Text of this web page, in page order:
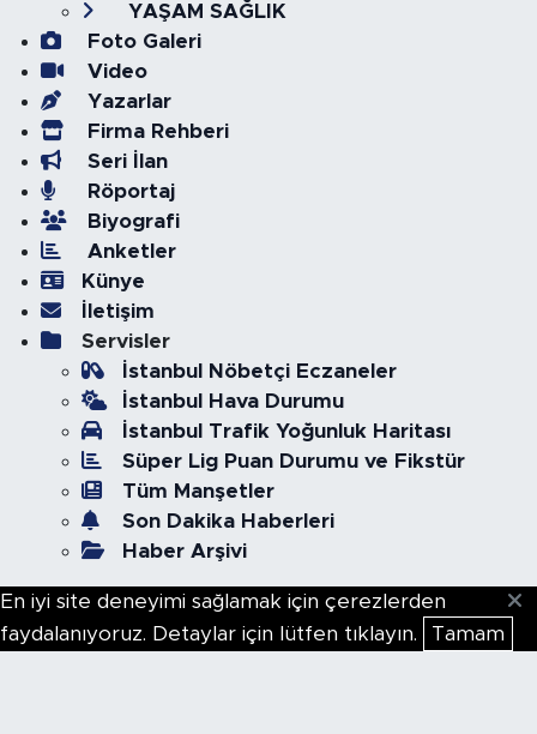
YAŞAM SAĞLIK
Foto Galeri
Video
Yazarlar
Firma Rehberi
Seri İlan
Röportaj
Biyografi
Anketler
Künye
İletişim
Servisler
İstanbul Nöbetçi Eczaneler
İstanbul Hava Durumu
İstanbul Trafik Yoğunluk Haritası
Süper Lig Puan Durumu ve Fikstür
Tüm Manşetler
Son Dakika Haberleri
Haber Arşivi
En iyi site deneyimi sağlamak için çerezlerden
faydalanıyoruz. Detaylar için lütfen tıklayın.
Tamam